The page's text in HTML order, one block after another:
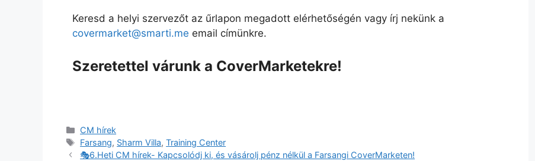
Keresd a helyi szervezőt az űrlapon megadott elérhetőségén vagy írj nekünk a
covermarket@smarti.me email címünkre.
Szeretettel várunk a CoverMarketekre!
CM hírek
Farsang, Sharm Villa,Training Center
🎭6.Heti CM hírek- Kapcsolódj ki, és vásárolj pénz nélkül a Farsangi CoverMarketen!